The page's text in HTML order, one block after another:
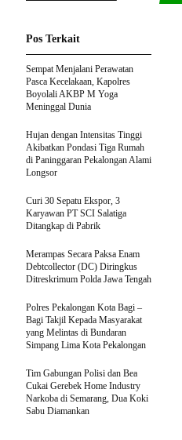
Pos Terkait
Sempat Menjalani Perawatan
Pasca Kecelakaan, Kapolres
Boyolali AKBP M Yoga
Meninggal Dunia
Hujan dengan Intensitas Tinggi
Akibatkan Pondasi Tiga Rumah
di Paninggaran Pekalongan Alami
Longsor
Curi 30 Sepatu Ekspor, 3
Karyawan PT SCI Salatiga
Ditangkap di Pabrik
Merampas Secara Paksa Enam
Debtcollector (DC) Diringkus
Ditreskrimum Polda Jawa Tengah
Polres Pekalongan Kota Bagi –
Bagi Takjil Kepada Masyarakat
yang Melintas di Bundaran
Simpang Lima Kota Pekalongan
Tim Gabungan Polisi dan Bea
Cukai Gerebek Home Industry
Narkoba di Semarang, Dua Koki
Sabu Diamankan